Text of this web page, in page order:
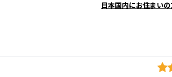
日本国内にお住まい